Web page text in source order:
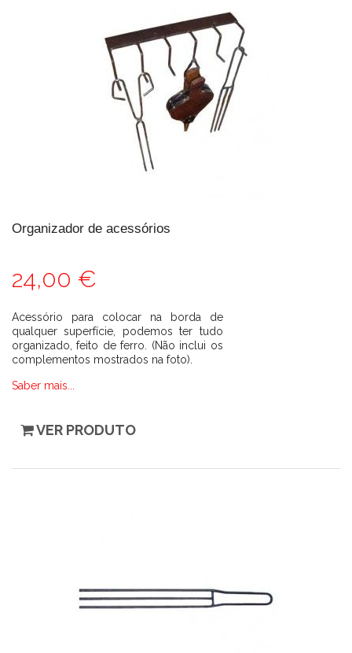
Organizador de acessórios
24,00 €
Acessório para colocar na borda de
qualquer superfície, podemos ter tudo
organizado, feito de ferro. (Não inclui os
complementos mostrados na foto).
Saber mais...
VER PRODUTO